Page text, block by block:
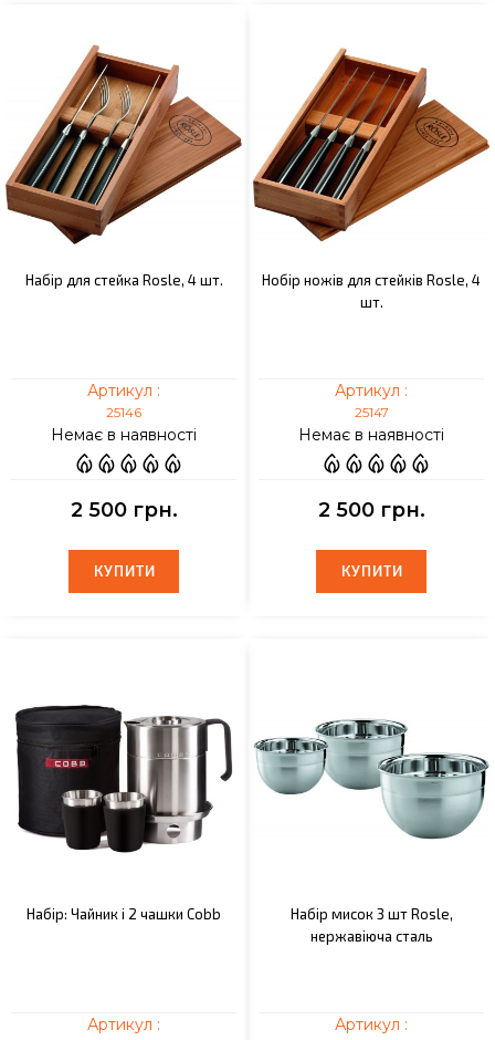
Набір для стейка Rosle, 4 шт.
Артикул :
25146
Немає в наявності
2 500 грн.
КУПИТИ
КУПИТИ
Нобір ножів для стейків Rosle, 4
шт.
Артикул :
25147
Немає в наявності
2 500 грн.
КУПИТИ
КУПИТИ
Набір: Чайник і 2 чашки Cobb
Артикул :
Набір мисок 3 шт Rosle,
нержавіюча сталь
Артикул :